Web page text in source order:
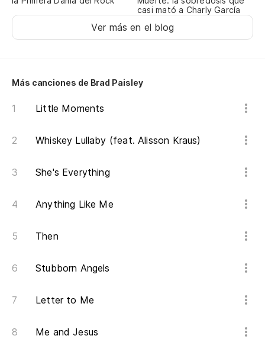
casi mató a Charly García
Ver más en el blog
Más canciones de Brad Paisley
Little Moments
Whiskey Lullaby (feat. Alisson Kraus)
She's Everything
Anything Like Me
Then
Stubborn Angels
Letter to Me
Me and Jesus